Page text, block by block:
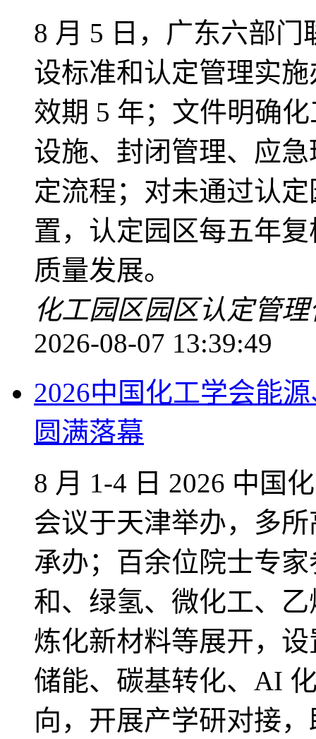
8 月 5 日，广东六部
设标准和认定管理实
效期 5 年；文件明确
设施、封闭管理、应
定流程；对未通过认
置，认定园区每五年
质量发展。
化工园区园区认定管理
2026-08-07 13:39:49
2026中国化工学会能
圆满落幕
8 月 1‑4 日 2026 中国
会议于天津举办，多
承办；百余位院士专
和、绿氢、微化工、
炼化新材料等展开，
储能、碳基转化、AI 化工、装备强化、资源循环等方
向，开展产学研对接